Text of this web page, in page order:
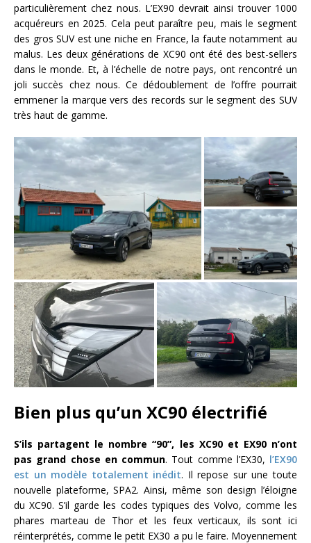
particulièrement chez nous. L’EX90 devrait ainsi trouver 1000
acquéreurs en 2025. Cela peut paraître peu, mais le segment
des gros SUV est une niche en France, la faute notamment au
malus. Les deux générations de XC90 ont été des best-sellers
dans le monde. Et, à l’échelle de notre pays, ont rencontré un
joli succès chez nous. Ce dédoublement de l’offre pourrait
emmener la marque vers des records sur le segment des SUV
très haut de gamme.
Bien plus qu’un XC90 électrifié
S’ils partagent le nombre “90”, les XC90 et EX90 n’ont
pas grand chose en commun. Tout comme l’EX30, l’EX90
est un modèle totalement inédit. Il repose sur une toute
nouvelle plateforme, SPA2. Ainsi, même son design l’éloigne
du XC90. S’il garde les codes typiques des Volvo, comme les
phares marteau de Thor et les feux verticaux, ils sont ici
réinterprétés, comme le petit EX30 a pu le faire. Moyennement